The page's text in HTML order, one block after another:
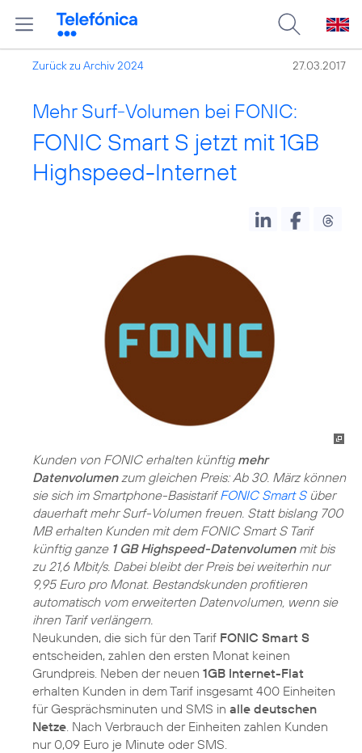
Zurück zu Archiv 2024 27.03.2017
Mehr Surf-Volumen bei FONIC:
FONIC Smart S jetzt mit 1GB
Highspeed-Internet
Kunden von FONIC erhalten künftig mehr
Datenvolumenzum gleichen Preis: Ab 30. März können
sie sich im Smartphone-BasistarifFONIC Smart Süber
dauerhaft mehr Surf-Volumen freuen. Statt bislang 700
MB erhalten Kunden mit dem FONIC Smart S Tarif
künftig ganze 1 GB Highspeed-Datenvolumenmit bis
zu 21,6 Mbit/s. Dabei bleibt der Preis bei weiterhin nur
9,95 Euro pro Monat. Bestandskunden profitieren
automatisch vom erweiterten Datenvolumen, wenn sie
ihren Tarif verlängern.
Neukunden, die sich für den Tarif FONIC Smart S
entscheiden, zahlen den ersten Monat keinen
Grundpreis. Neben der neuen 1GB Internet-Flat
erhalten Kunden in dem Tarif insgesamt 400 Einheiten
für Gesprächsminuten und SMS in alle deutschen
Netze . Nach Verbrauch der Einheiten zahlen Kunden
nur 0,09 Euro je Minute oder SMS.